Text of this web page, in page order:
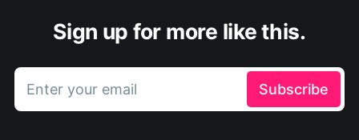
Sign up for more like this.
Enter your email Subscribe